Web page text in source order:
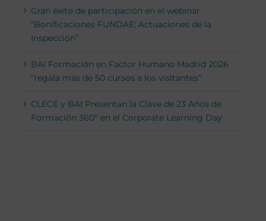
Gran éxito de participación en el webinar
“Bonificaciones FUNDAE: Actuaciones de la
Inspección”
BAI Formación en Factor Humano Madrid 2026
“regala más de 50 cursos a los visitantes”
CLECE y BAI Presentan la Clave de 23 Años de
Formación 360º en el Corporate Learning Day